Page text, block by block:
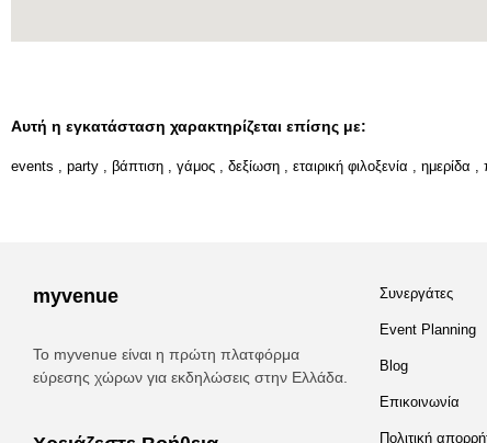
Αυτή η εγκατάσταση χαρακτηρίζεται επίσης με:
events , party , βάπτιση , γάμος , δεξίωση , εταιρική φιλοξενία , ημερίδα ,
myvenue
Το myvenue είναι η πρώτη πλατφόρμα
εύρεσης χώρων για εκδηλώσεις στην Ελλάδα.
Συνεργάτες
Event Planning
Blog
Επικοινωνία
Πολιτική